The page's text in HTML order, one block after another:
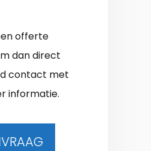
offerte
dan direct
contact met
informatie.